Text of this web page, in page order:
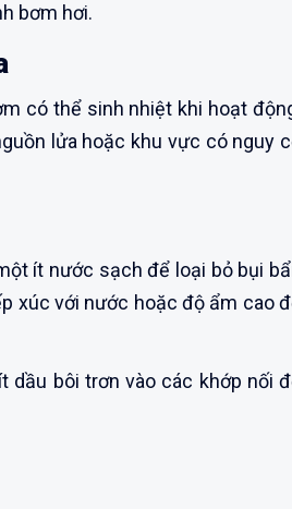
bơm hơi.
có thể sinh nhiệt khi hoạt
lửa hoặc khu vực có nguy
ít nước sạch để loại bỏ bụi
xúc với nước hoặc độ ẩm cao
dầu bôi trơn vào các khớp nối